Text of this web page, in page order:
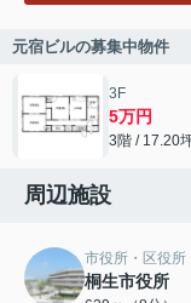
元宿ビルの募集中物件
3F
5万円
3階 / 17.20
周辺施設
市役所・区役所
桐生市役所